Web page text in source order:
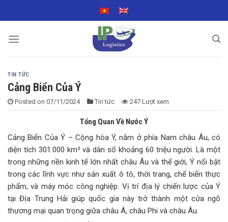
to
TIN TỨC
Cảng Biển Của Ý
Posted on 07/11/2024 Tin tức 247 Lượt xem
Tổng Quan Về Nước Ý
Cảng Biển Của Ý – Cộng hòa Ý, nằm ở phía Nam châu Âu, có
diện tích 301.000 km² và dân số khoảng 60 triệu người. Là một
trong những nền kinh tế lớn nhất châu Âu và thế giới, Ý nổi bật
trong các lĩnh vực như sản xuất ô tô, thời trang, chế biến thực
phẩm, và máy móc công nghiệp. Vị trí địa lý chiến lược của Ý
tại Địa Trung Hải giúp quốc gia này trở thành một cửa ngõ
thương mại quan trọng giữa châu Á, châu Phi và châu Âu.